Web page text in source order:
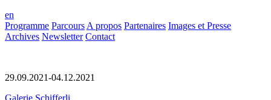
en
Programme Parcours A propos Partenaires Images et Presse
Archives Newsletter Contact
29.09.2021-04.12.2021
Galerie Schifferli